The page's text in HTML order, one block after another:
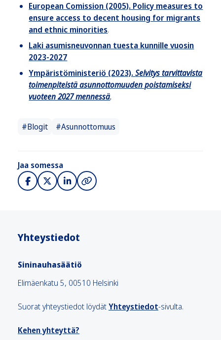
European Comission (2005). Policy measures to
ensure access to decent housing for migrants
and ethnic minorities.
Laki asumisneuvonnan tuesta kunnille vuosin
2023-2027
Ympäristöministeriö (2023).Selvitys tarvittavista
toimenpiteistä asunnottomuuden poistamiseksi
vuoteen 2027 mennessä.
#Blogit #Asunnottomuus
Jaa somessa
Yhteystiedot
Sininauhasäätiö
Elimäenkatu 5, 00510 Helsinki
Suorat yhteystiedot löydätYhteystiedot-sivulta.
Kehen yhteyttä?